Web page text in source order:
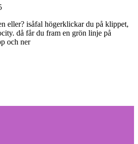
eller? isåfal högerklickar du på klippet,
då får du fram en grön linje på
och ner